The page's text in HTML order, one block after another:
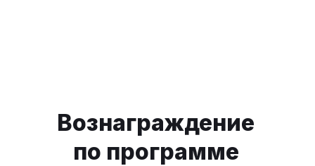
Вознаграждение
по программе